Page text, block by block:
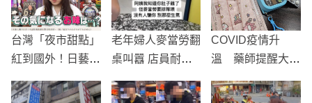
台灣「夜市甜點」
紅到國外！日藝人
老年婦人麥當勞翻
桌叫囂 店員耐心
COVID疫情升
溫 藥師提醒大家
資！